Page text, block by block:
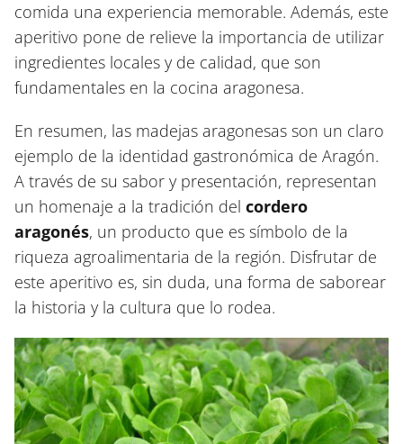
comida una experiencia memorable. Además, este
aperitivo pone de relieve la importancia de utilizar
ingredientes locales y de calidad, que son
fundamentales en la cocina aragonesa.
En resumen, las madejas aragonesas son un claro
ejemplo de la identidad gastronómica de Aragón.
A través de su sabor y presentación, representan
un homenaje a la tradición del cordero
aragonés, un producto que es símbolo de la
riqueza agroalimentaria de la región. Disfrutar de
este aperitivo es, sin duda, una forma de saborear
la historia y la cultura que lo rodea.